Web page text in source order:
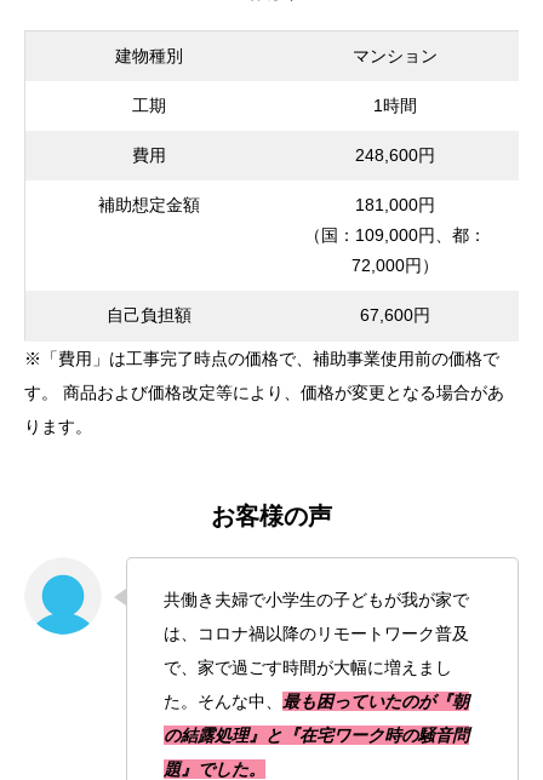
建物種別 マンション
工期 1時間
費用 248,600円
補助想定金額
181,000円
（国：109,000円、都：
72,000円）
自己負担額 67,600円
※「費用」は工事完了時点の価格で、補助事業使用前の価格で
す。 商品および価格改定等により、価格が変更となる場合があ
ります。
お客様の声
共働き夫婦で小学生の子どもが我が家で
は、コロナ禍以降のリモートワーク普及
で、家で過ごす時間が大幅に増えまし
た。そんな中、 最も困っていたのが『朝
の結露処理』と『在宅ワーク時の騒音問
題』でした。